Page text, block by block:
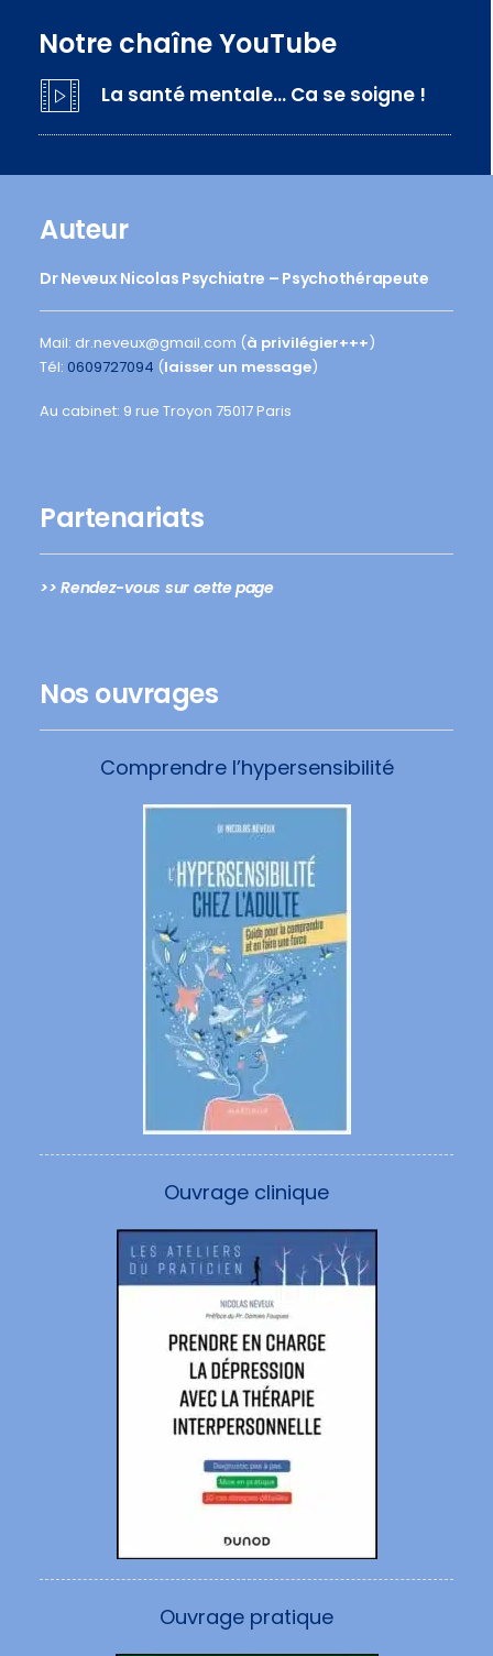
Notre chaîne YouTube
La santé mentale… Ca se soigne !
Auteur
Dr Neveux Nicolas Psychiatre – Psychothérapeute
Mail: dr.neveux@gmail.com (à privilégier+++)
Tél: 0609727094 (laisser un message)
Au cabinet: 9 rue Troyon 75017 Paris
Partenariats
>> Rendez-vous sur cette page
Nos ouvrages
Comprendre l’hypersensibilité
Ouvrage clinique
Ouvrage pratique